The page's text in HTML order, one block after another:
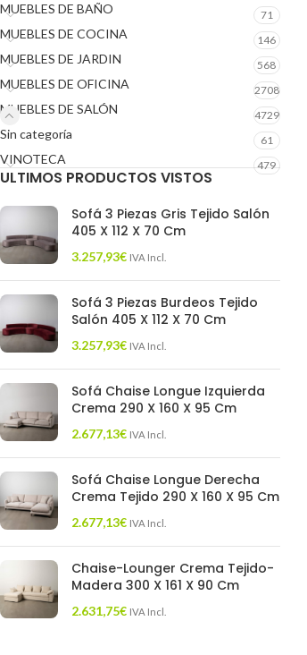
MUEBLES DE BAÑO 71
MUEBLES DE COCINA 146
MUEBLES DE JARDIN 568
MUEBLES DE OFICINA 2708
MUEBLES DE SALÓN 4729
Sin categoría 61
VINOTECA 479
ULTIMOS PRODUCTOS VISTOS
Sofá 3 Piezas Gris Tejido Salón
405 X 112 X 70 Cm
3.257,93€ IVA Incl.
Sofá 3 Piezas Burdeos Tejido
Salón 405 X 112 X 70 Cm
3.257,93€ IVA Incl.
Sofá Chaise Longue Izquierda
Crema 290 X 160 X 95 Cm
2.677,13€ IVA Incl.
Sofá Chaise Longue Derecha
Crema Tejido 290 X 160 X 95 Cm
2.677,13€ IVA Incl.
Chaise-Lounger Crema Tejido-
Madera 300 X 161 X 90 Cm
2.631,75€ IVA Incl.